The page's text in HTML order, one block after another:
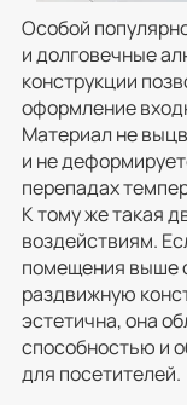
Особой
и долговечные
конструкции
оформление
Материал не
и не
перепадах
К тому же такая
воздействиям.
помещения выше
раздвижную
эстетична, она
способностью и
для посетителей.